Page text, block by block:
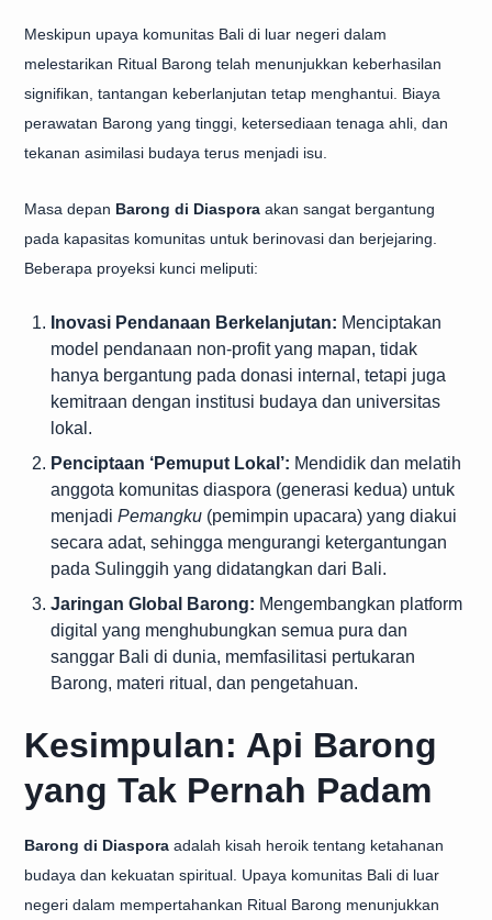
Meskipun upaya komunitas Bali di luar negeri dalam
melestarikan Ritual Barong telah menunjukkan keberhasilan
signifikan, tantangan keberlanjutan tetap menghantui. Biaya
perawatan Barong yang tinggi, ketersediaan tenaga ahli, dan
tekanan asimilasi budaya terus menjadi isu.
Masa depan Barong di Diaspora akan sangat bergantung
pada kapasitas komunitas untuk berinovasi dan berjejaring.
Beberapa proyeksi kunci meliputi:
Inovasi Pendanaan Berkelanjutan: Menciptakan
model pendanaan non-profit yang mapan, tidak
hanya bergantung pada donasi internal, tetapi juga
kemitraan dengan institusi budaya dan universitas
lokal.
Penciptaan ‘Pemuput Lokal’: Mendidik dan melatih
anggota komunitas diaspora (generasi kedua) untuk
menjadi Pemangku (pemimpin upacara) yang diakui
secara adat, sehingga mengurangi ketergantungan
pada Sulinggih yang didatangkan dari Bali.
Jaringan Global Barong: Mengembangkan platform
digital yang menghubungkan semua pura dan
sanggar Bali di dunia, memfasilitasi pertukaran
Barong, materi ritual, dan pengetahuan.
Kesimpulan: Api Barong
yang Tak Pernah Padam
Barong di Diaspora adalah kisah heroik tentang ketahanan
budaya dan kekuatan spiritual. Upaya komunitas Bali di luar
negeri dalam mempertahankan Ritual Barong menunjukkan